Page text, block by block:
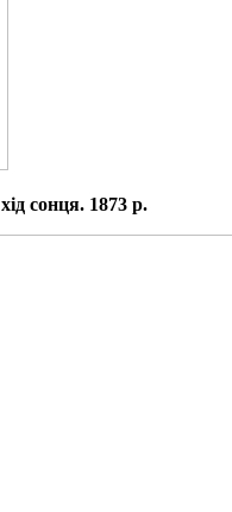
сонця. 1873 р.